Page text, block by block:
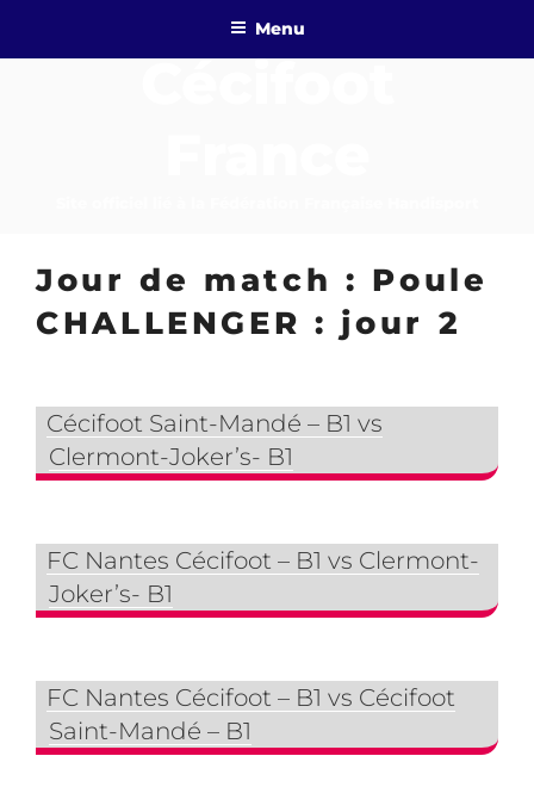
Menu
Jour de match : Poule
CHALLENGER : jour 2
Cécifoot Saint-Mandé – B1 vs
Clermont-Joker’s- B1
FC Nantes Cécifoot – B1 vs Clermont-
Joker’s- B1
FC Nantes Cécifoot – B1 vs Cécifoot
Saint-Mandé – B1